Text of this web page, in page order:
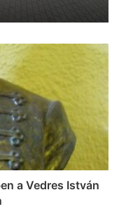
ki hogyan
a Vedres István